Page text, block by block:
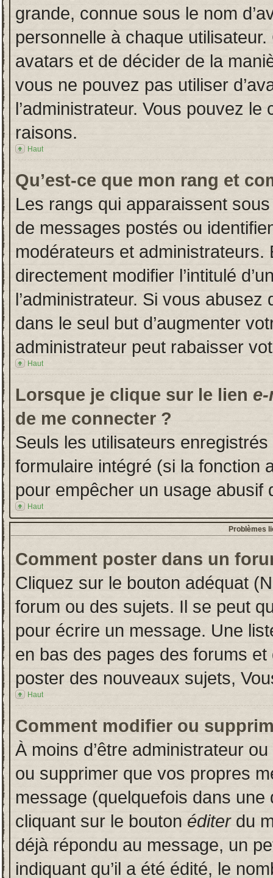
grande, connue sous le nom
personnelle à chaque utilisateur.
avatars et de décider de la
vous ne pouvez pas utiliser
l’administrateur. Vous pouvez
raisons.
Haut
Qu’est-ce que mon rang et
Les rangs qui apparaissent
de messages postés ou
modérateurs et
directement modifier l’intitulé
l’administrateur. Si vous
dans le seul but d’augmenter
administrateur peut rabaisser
Haut
Lorsque je clique sur le lien
de me connecter ?
Seuls les utilisateurs
formulaire intégré (si la fonction
pour empêcher un usage abusif
Haut
Problèmes
Comment poster dans un
Cliquez sur le bouton adéquat
forum ou des sujets. Il se peut
pour écrire un message. Une
en bas des pages des forums
poster des nouveaux sujets,
Haut
Comment modifier ou
À moins d’être administrateur
ou supprimer que vos propres
message (quelquefois dans
cliquant sur le bouton éditerdu
déjà répondu au message, un
indiquant qu’il a été édité, le